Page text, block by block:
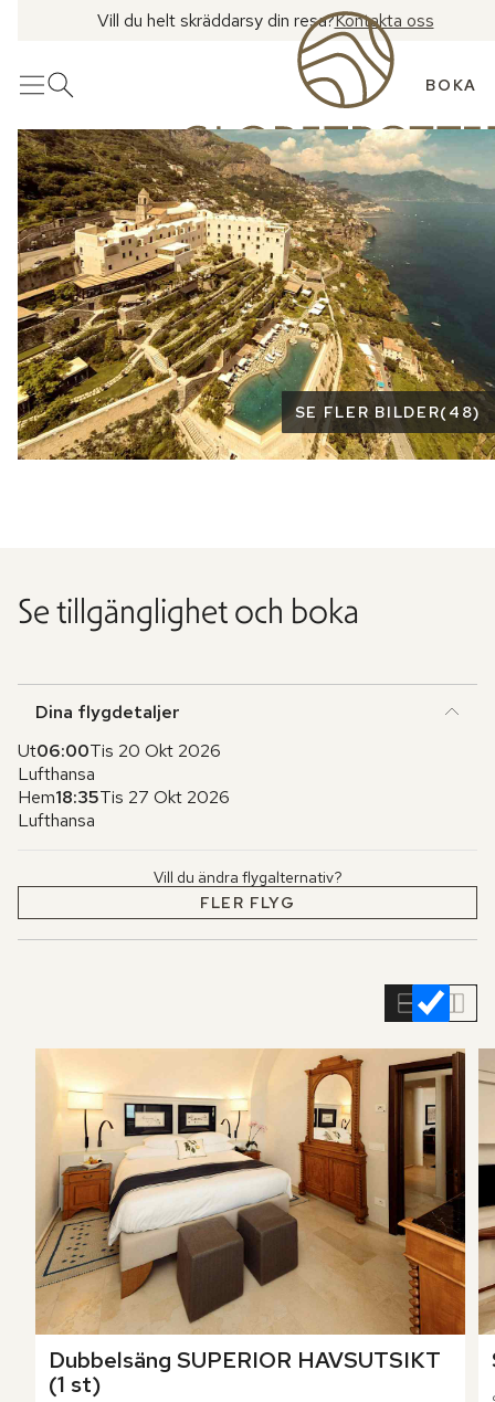
Vill du helt skräddarsy din resa?Kontakta oss
MenyÖppna sök BOKA
Se fler bilder
SE FLER BILDER(48)
Se tillgänglighet och boka
Dina flygdetaljer
Ut06:00Tis 20 Okt 2026
Lufthansa
Hem18:35Tis 27 Okt 2026
Lufthansa
Vill du ändra flygalternativ?
FLER FLYG
Dubbelsäng SUPERIOR HAVSUTSIKT
(1 st)